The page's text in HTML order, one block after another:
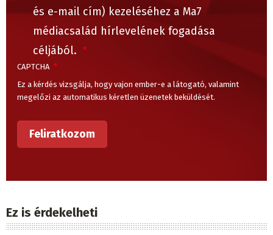
és e-mail cím) kezeléséhez a Ma7
médiacsalád hírlevelének fogadása
céljából.
CAPTCHA
Ez a kérdés vizsgálja, hogy vajon ember-e a látogató, valamint
megelőzi az automatikus kéretlen üzenetek beküldését.
Ez is érdekelheti